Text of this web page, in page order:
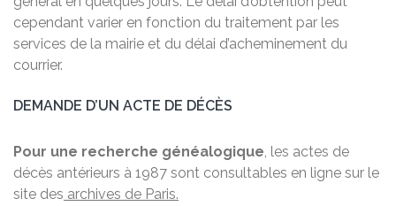
cependant varier en fonction du traitement par les
services de la mairie et du délai d’acheminement du
courrier.
DEMANDE D’UN ACTE DE DÉCÈS
Pour une recherche généalogique, les actes de
décès antérieurs à 1987 sont consultables en ligne sur le
site des archives de Paris.